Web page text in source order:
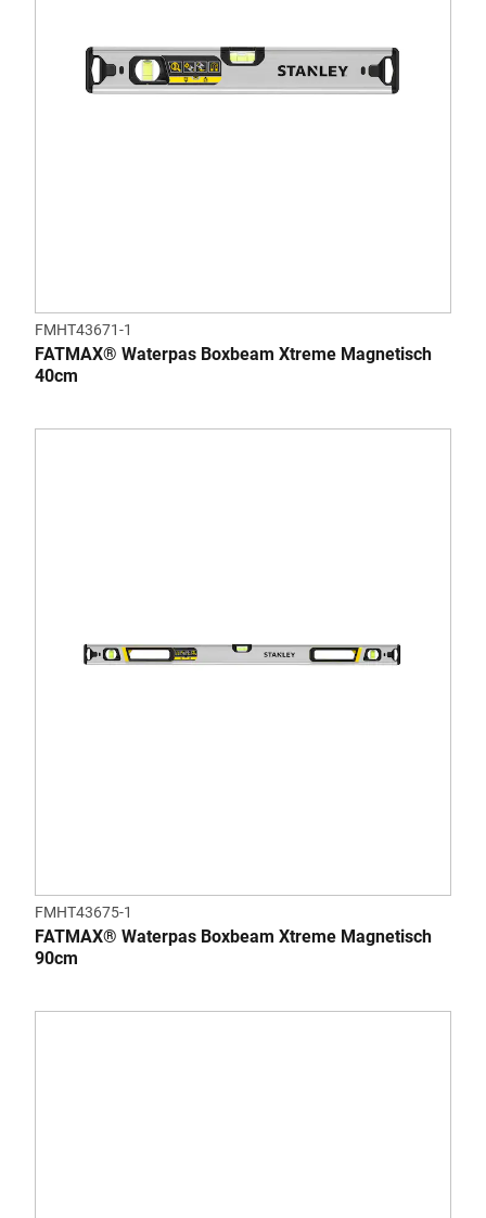
FMHT43671-1
FATMAX® Waterpas Boxbeam Xtreme Magnetisch
40cm
FMHT43675-1
FATMAX® Waterpas Boxbeam Xtreme Magnetisch
90cm